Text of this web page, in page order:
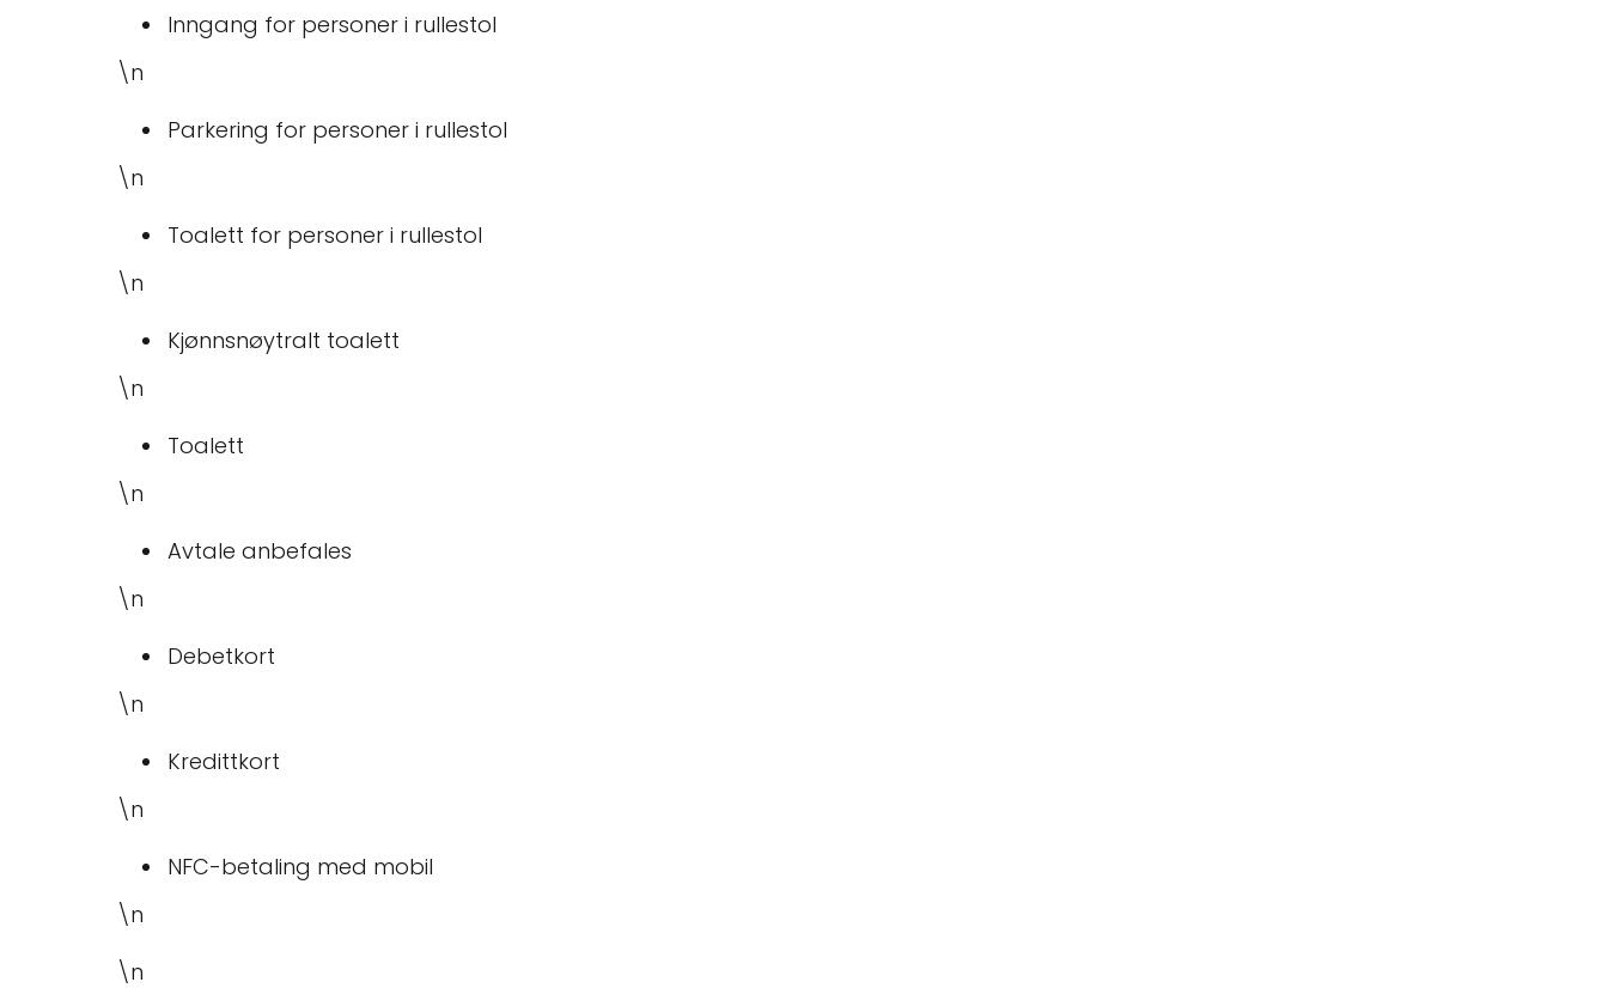
Inngang for personer i rullestol
\n
Parkering for personer i rullestol
\n
Toalett for personer i rullestol
\n
Kjønnsnøytralt toalett
\n
Toalett
\n
Avtale anbefales
\n
Debetkort
\n
Kredittkort
\n
NFC-betaling med mobil
\n
\n